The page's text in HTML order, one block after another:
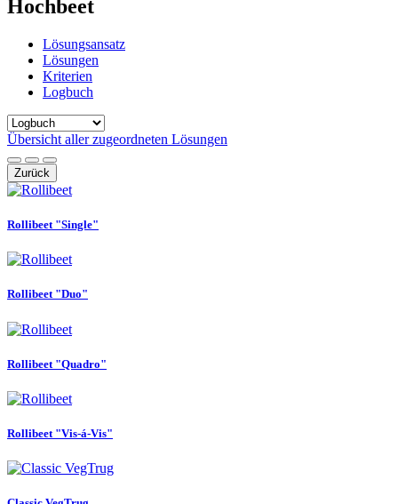
Hochbeet
Lösungsansatz
Lösungen
Kriterien
Logbuch
Übersicht aller zugeordneten Lösungen
Zurück
Rollibeet "Single"
Rollibeet "Duo"
Rollibeet "Quadro"
Rollibeet "Vis-á-Vis"